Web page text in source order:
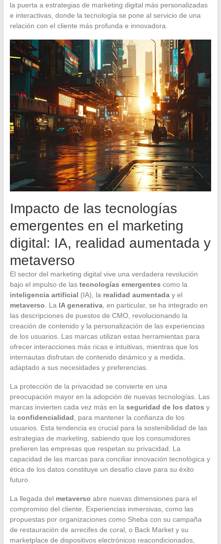
la puerta a estrategias de marketing digital más personalizadas
e interactivas, donde la tecnología se pone al servicio de una
relación con el cliente más profunda e innovadora.
Impacto de las tecnologías
emergentes en el marketing
digital: IA, realidad aumentada y
metaverso
El sector del marketing digital vive una verdadera revolución
bajo el impulso de las tecnologías emergentes como la
inteligencia artificial (IA), la realidad aumentaday el
metaverso. La IA generativa, en particular, se ha integrado en
las descripciones de puestos de CMO, revolucionando la
creación de contenido y la personalización de las experiencias
de los usuarios. Las marcas utilizan estas herramientas para
ofrecer interacciones más ricas e intuitivas, mientras que los
internautas disfrutan de contenido dinámico y a medida,
adaptado a sus necesidades y preferencias.
La protección de la privacidad se convierte en una
preocupación mayor en la adopción de nuevas tecnologías. Las
marcas invierten cada vez más en la seguridad de los datos y
la confidencialidad, para mantener la confianza de los
usuarios. Esta tendencia es crucial para la sostenibilidad de las
estrategias de marketing, sabiendo que los consumidores
prefieren las empresas que respetan su privacidad. La
capacidad de las marcas para conciliar innovación tecnológica y
ética de los datos constituye un desafío clave para su éxito
futuro.
La llegada del metaverso abre nuevas dimensiones para el
compromiso del cliente. Experiencias inmersivas, como las
propuestas por organizaciones como Sheba con su campaña
de restauración de arrecifes de coral, o Back Market y su
marketplace de dispositivos electrónicos reacondicionados,